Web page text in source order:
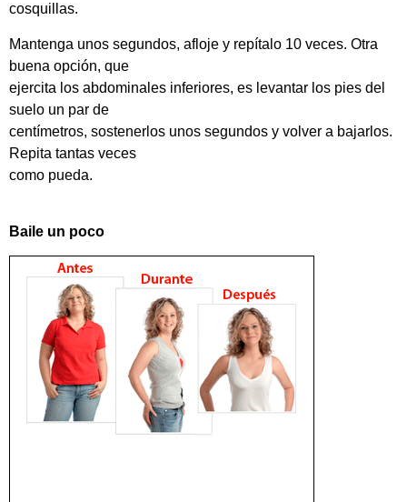
cosquillas.
Mantenga unos segundos, afloje y repítalo 10 veces. Otra
buena opción, que
ejercita los abdominales inferiores, es levantar los pies del
suelo un par de
centímetros, sostenerlos unos segundos y volver a bajarlos.
Repita tantas veces
como pueda.
Baile un poco